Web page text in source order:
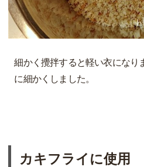
細かく攪拌すると軽い衣になり
に細かくしました。
カキフライに使用